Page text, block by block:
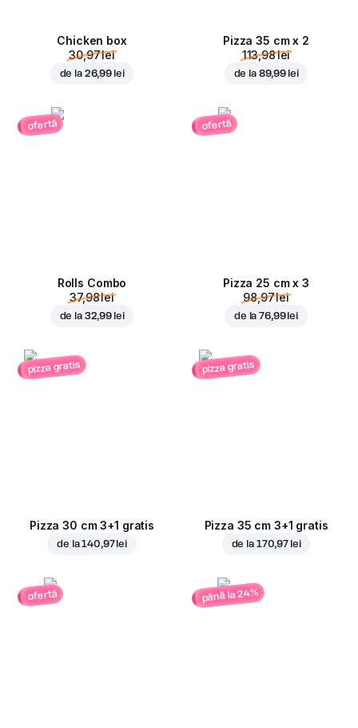
Chicken box
30,97 lei
de la 26,99 lei
Pizza 35 cm x 2
113,98 lei
de la 89,99 lei
ofertă
Rolls Combo
37,98 lei
de la 32,99 lei
ofertă
Pizza 25 cm x 3
98,97 lei
de la76,99 lei
pizza gratis
Pizza 30 cm 3+1 gratis
de la140,97 lei
pizza gratis
Pizza 35 cm 3+1 gratis
de la 170,97 lei
ofertă până la 24%